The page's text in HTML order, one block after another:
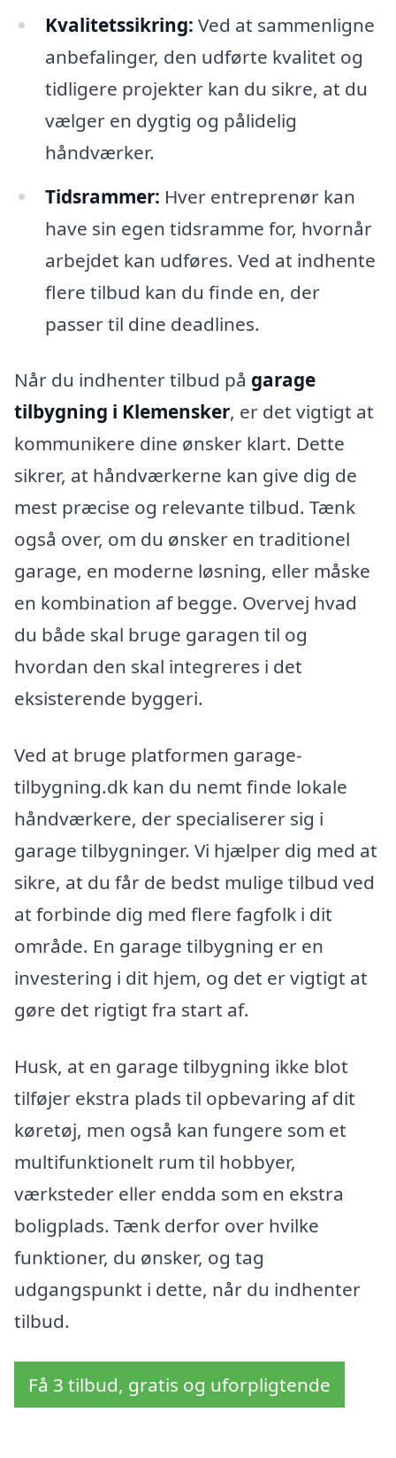
Kvalitetssikring: Ved at sammenligne
anbefalinger, den udførte kvalitet og
tidligere projekter kan du sikre, at du
vælger en dygtig og pålidelig
håndværker.
Tidsrammer: Hver entreprenør kan
have sin egen tidsramme for, hvornår
arbejdet kan udføres. Ved at indhente
flere tilbud kan du finde en, der
passer til dine deadlines.
Når du indhenter tilbud på garage
tilbygning i Klemensker, er det vigtigt at
kommunikere dine ønsker klart. Dette
sikrer, at håndværkerne kan give dig de
mest præcise og relevante tilbud. Tænk
også over, om du ønsker en traditionel
garage, en moderne løsning, eller måske
en kombination af begge. Overvej hvad
du både skal bruge garagen til og
hvordan den skal integreres i det
eksisterende byggeri.
Ved at bruge platformen garage-
tilbygning.dk kan du nemt finde lokale
håndværkere, der specialiserer sig i
garage tilbygninger. Vi hjælper dig med at
sikre, at du får de bedst mulige tilbud ved
at forbinde dig med flere fagfolk i dit
område. En garage tilbygning er en
investering i dit hjem, og det er vigtigt at
gøre det rigtigt fra start af.
Husk, at en garage tilbygning ikke blot
tilføjer ekstra plads til opbevaring af dit
køretøj, men også kan fungere som et
multifunktionelt rum til hobbyer,
værksteder eller endda som en ekstra
boligplads. Tænk derfor over hvilke
funktioner, du ønsker, og tag
udgangspunkt i dette, når du indhenter
tilbud.
Få 3 tilbud, gratis og uforpligtende